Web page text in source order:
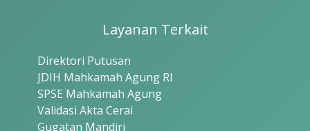
Layanan Terkait
Direktori Putusan
JDIH Mahkamah Agung RI
SPSE Mahkamah Agung
Validasi Akta Cerai
Gugatan Mandiri